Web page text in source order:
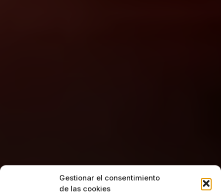
Gestionar el consentimiento
de las cookies